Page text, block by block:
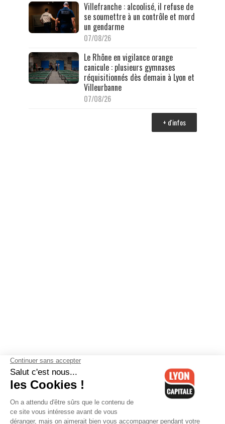
Villefranche : alcoolisé, il refuse de
se soumettre à un contrôle et mord
un gendarme
07/08/26
Le Rhône en vigilance orange
canicule : plusieurs gymnases
réquisitionnés dès demain à Lyon et
Villeurbanne
07/08/26
+ d'infos